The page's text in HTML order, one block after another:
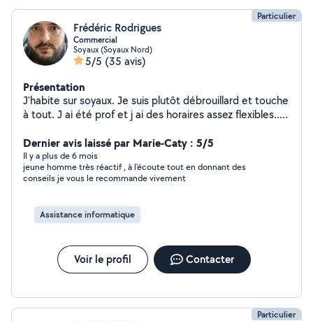
Particulier
Frédéric Rodrigues
Commercial
Soyaux (Soyaux Nord)
5/5 (35 avis)
Présentation
J'habite sur soyaux. Je suis plutôt débrouillard et touche
à tout. J ai été prof et j ai des horaires assez flexibles...
Dernier avis laissé par Marie-Caty : 5/5
Il y a plus de 6 mois
jeune homme très réactif , à l'écoute tout en donnant des
conseils je vous le recommande vivement
Assistance informatique
Voir le profil Contacter
Particulier